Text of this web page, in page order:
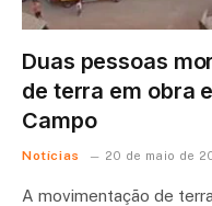
Duas pessoas
de terra em obra
Campo
Notícias 20 de maio de
A movimentação de